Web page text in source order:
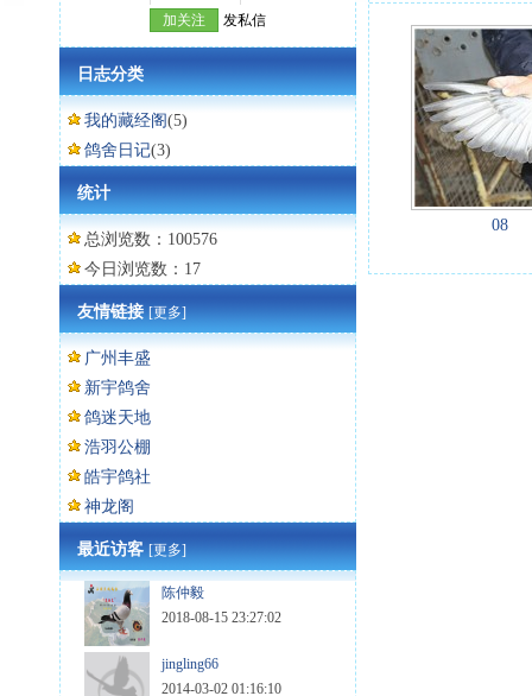
加关注 发私信
日志分类
我的藏经阁(5)
鸽舍日记(3)
统计
总浏览数：100576
今日浏览数：17
友情链接[更多]
广州丰盛
新宇鸽舍
鸽迷天地
浩羽公棚
皓宇鸽社
神龙阁
最近访客[更多]
陈仲毅
2018-08-15 23:27:02
jingling66
2014-03-02 01:16:10
08